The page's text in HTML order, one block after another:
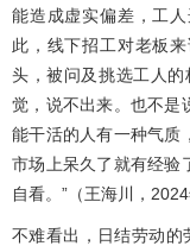
能造成虚实偏差，工
此，线下招工对老板
头，被问及挑选工人
觉，说不出来。也不是
能干活的人有一种气质
市场上呆久了就有经验
自看。”（王海川，2024
不难看出，日结劳动的